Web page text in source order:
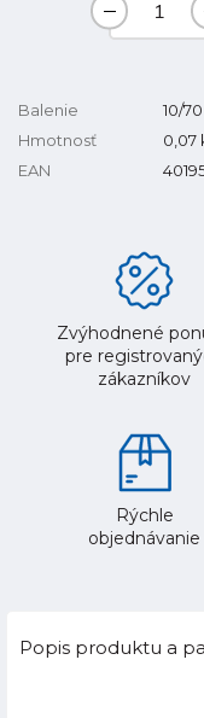
Balenie
10/70
Hmotnosť
0,07
EAN
Zvýhodnené
pre
zákazníkov
Rýchle
objednávanie
Popis produktu a